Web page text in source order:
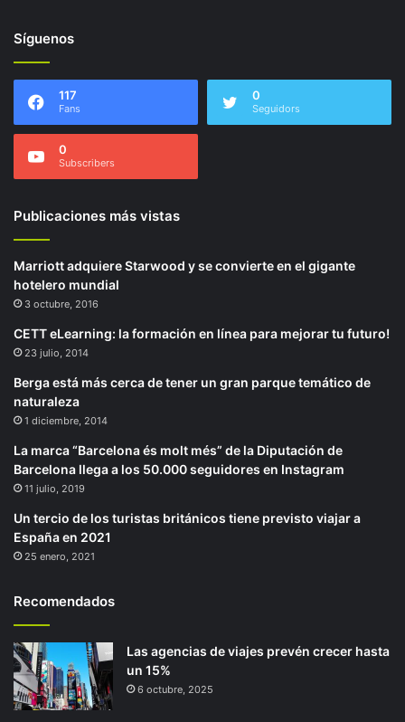
Síguenos
117
Fans
0
Seguidors
0
Subscribers
Publicaciones más vistas
Marriott adquiere Starwood y se convierte en el gigante
hotelero mundial
3 octubre, 2016
CETT eLearning: la formación en línea para mejorar tu futuro!
23 julio, 2014
Berga está más cerca de tener un gran parque temático de
naturaleza
1 diciembre, 2014
La marca “Barcelona és molt més” de la Diputación de
Barcelona llega a los 50.000 seguidores en Instagram
11 julio, 2019
Un tercio de los turistas británicos tiene previsto viajar a
España en 2021
25 enero, 2021
Recomendados
Las agencias de viajes prevén crecer hasta
un 15%
6 octubre, 2025